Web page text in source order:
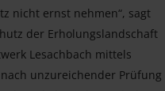
nicht ernst nehmen“, sagt
der Erholungslandschaft
Lesachbach mittels
unzureichender Prüfung